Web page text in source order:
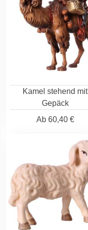
Kamel stehend mit
Gepäck
Ab60,40 €